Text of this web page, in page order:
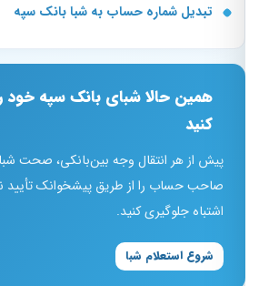
تبدیل شماره حساب به شبا بانک سپه
همین حالا شبای بانک سپه خود را
کنید
پیش از هر انتقال وجه بین‌بانکی، صحت شبا و
صاحب حساب را از طریق پیشخوانک تأیید نمایید
اشتباه جلوگیری کنید.
شروع استعلام شبا